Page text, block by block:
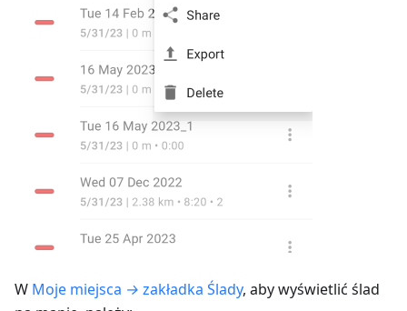
W Moje miejsca → zakładka Ślady, aby wyświetlić ślad